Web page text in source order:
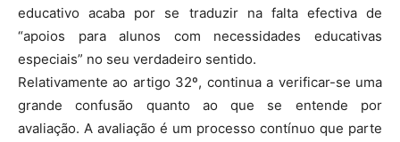
educativo acaba por se traduzir na falta efectiva de
“apoios para alunos com necessidades educativas
especiais” no seu verdadeiro sentido.
Relativamente ao artigo 32º, continua a verificar-se uma
grande confusão quanto ao que se entende por
avaliação. A avaliação é um processo contínuo que parte